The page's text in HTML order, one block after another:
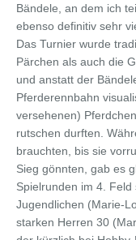
Bändele, an dem ich
ebenso definitiv sehr
Das Turnier wurde
Pärchen als auch die
und anstatt der
Pferderennbahn
versehenen)
rutschen durften.
brauchten, bis sie
Sieg gönnten, gab es
Spielrunden im 4.
Jugendlichen (Marie-
starken Herren 30